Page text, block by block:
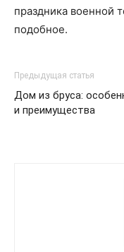
праздника военной
подобное.
Предыдущая статья
Дом из бруса:
и преимущества